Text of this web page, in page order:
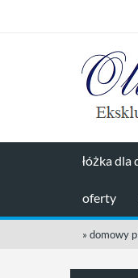
łóżka dla
oferty
» domowy